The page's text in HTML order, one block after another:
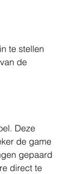
te stellen
de
Deze
de game
gepaard
direct te